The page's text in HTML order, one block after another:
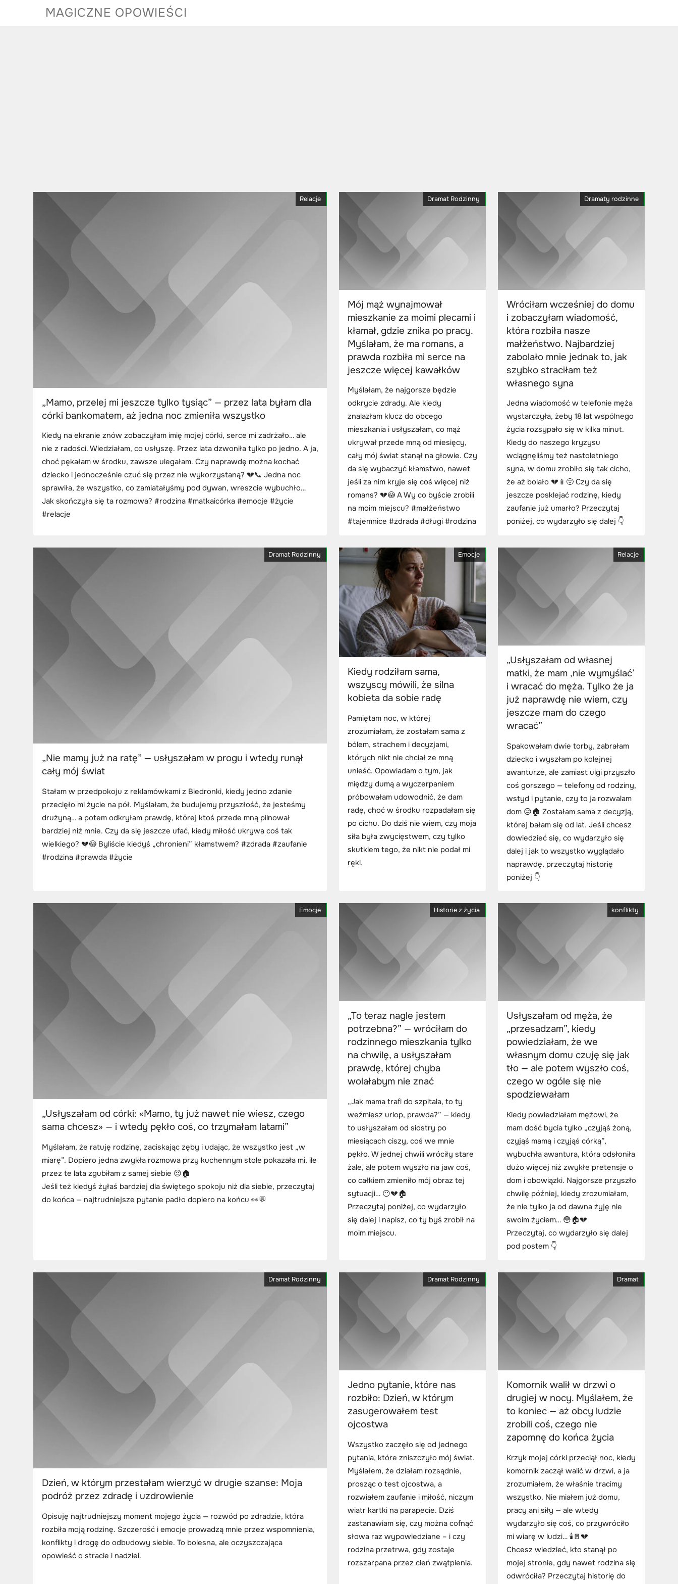
MAGICZNE OPOWIEŚCI
Relacje
„Mamo, przelej mi jeszcze tylko tysiąc” — przez lata byłam dla
córki bankomatem, aż jedna noc zmieniła wszystko
Kiedy na ekranie znów zobaczyłam imię mojej córki, serce mi zadrżało… ale
nie z radości. Wiedziałam, co usłyszę. Przez lata dzwoniła tylko po jedno. A ja,
choć pękałam w środku, zawsze ulegałam. Czy naprawdę można kochać
dziecko i jednocześnie czuć się przez nie wykorzystaną? 💔📞 Jedna noc
sprawiła, że wszystko, co zamiatałyśmy pod dywan, wreszcie wybuchło…
Jak skończyła się ta rozmowa? #rodzina #matkaicórka #emocje #życie
#relacje
Dramat Rodzinny
Mój mąż wynajmował
mieszkanie za moimi plecami i
kłamał, gdzie znika po pracy.
Myślałam, że ma romans, a
prawda rozbiła mi serce na
jeszcze więcej kawałków
Myślałam, że najgorsze będzie
odkrycie zdrady. Ale kiedy
znalazłam klucz do obcego
mieszkania i usłyszałam, co mąż
ukrywał przede mną od miesięcy,
cały mój świat stanął na głowie. Czy
da się wybaczyć kłamstwo, nawet
jeśli za nim kryje się coś więcej niż
romans? 💔😳 A Wy co byście zrobili
na moim miejscu? #małżeństwo
#tajemnice #zdrada #długi #rodzina
Dramaty rodzinne
Wróciłam wcześniej do domu
i zobaczyłam wiadomość,
która rozbiła nasze
małżeństwo. Najbardziej
zabolało mnie jednak to, jak
szybko straciłam też
własnego syna
Jedna wiadomość w telefonie męża
wystarczyła, żeby 18 lat wspólnego
życia rozsypało się w kilka minut.
Kiedy do naszego kryzysu
wciągnęliśmy też nastoletniego
syna, w domu zrobiło się tak cicho,
że aż bolało 💔📱😔 Czy da się
jeszcze posklejać rodzinę, kiedy
zaufanie już umarło? Przeczytaj
poniżej, co wydarzyło się dalej 👇
Dramat Rodzinny
„Nie mamy już na ratę” — usłyszałam w progu i wtedy runął
cały mój świat
Stałam w przedpokoju z reklamówkami z Biedronki, kiedy jedno zdanie
przecięło mi życie na pół. Myślałam, że budujemy przyszłość, że jesteśmy
drużyną… a potem odkryłam prawdę, której ktoś przede mną pilnował
bardziej niż mnie. Czy da się jeszcze ufać, kiedy miłość ukrywa coś tak
wielkiego? 💔😳 Byliście kiedyś „chronieni” kłamstwem? #zdrada #zaufanie
#rodzina #prawda #życie
Emocje
Kiedy rodziłam sama,
wszyscy mówili, że silna
kobieta da sobie radę
Pamiętam noc, w której
zrozumiałam, że zostałam sama z
bólem, strachem i decyzjami,
których nikt nie chciał ze mną
unieść. Opowiadam o tym, jak
między dumą a wyczerpaniem
próbowałam udowodnić, że dam
radę, choć w środku rozpadałam się
po cichu. Do dziś nie wiem, czy moja
siła była zwycięstwem, czy tylko
skutkiem tego, że nikt nie podał mi
ręki.
Relacje
„Usłyszałam od własnej
matki, że mam ‚nie wymyślać’
i wracać do męża. Tylko że ja
już naprawdę nie wiem, czy
jeszcze mam do czego
wracać”
Spakowałam dwie torby, zabrałam
dziecko i wyszłam po kolejnej
awanturze, ale zamiast ulgi przyszło
coś gorszego — telefony od rodziny,
wstyd i pytanie, czy to ja rozwalam
dom 😔🏠 Zostałam sama z decyzją,
której bałam się od lat. Jeśli chcesz
dowiedzieć się, co wydarzyło się
dalej i jak to wszystko wyglądało
naprawdę, przeczytaj historię
poniżej 👇
Emocje
„Usłyszałam od córki: «Mamo, ty już nawet nie wiesz, czego
sama chcesz» — i wtedy pękło coś, co trzymałam latami”
Myślałam, że ratuję rodzinę, zaciskając zęby i udając, że wszystko jest „w
miarę”. Dopiero jedna zwykła rozmowa przy kuchennym stole pokazała mi, ile
przez te lata zgubiłam z samej siebie 😔🏠
Jeśli też kiedyś żyłaś bardziej dla świętego spokoju niż dla siebie, przeczytaj
do końca — najtrudniejsze pytanie padło dopiero na końcu 👀💬
Historie z życia
„To teraz nagle jestem
potrzebna?” — wróciłam do
rodzinnego mieszkania tylko
na chwilę, a usłyszałam
prawdę, której chyba
wolałabym nie znać
„Jak mama trafi do szpitala, to ty
weźmiesz urlop, prawda?” — kiedy
to usłyszałam od siostry po
miesiącach ciszy, coś we mnie
pękło. W jednej chwili wróciły stare
żale, ale potem wyszło na jaw coś,
co całkiem zmieniło mój obraz tej
sytuacji… 😶💔🏠
Przeczytaj poniżej, co wydarzyło
się dalej i napisz, co ty byś zrobił na
moim miejscu.
konflikty
Usłyszałam od męża, że
„przesadzam”, kiedy
powiedziałam, że we
własnym domu czuję się jak
tło — ale potem wyszło coś,
czego w ogóle się nie
spodziewałam
Kiedy powiedziałam mężowi, że
mam dość bycia tylko „czyjąś żoną,
czyjąś mamą i czyjąś córką”,
wybuchła awantura, która odsłoniła
dużo więcej niż zwykłe pretensje o
dom i obowiązki. Najgorsze przyszło
chwilę później, kiedy zrozumiałam,
że nie tylko ja od dawna żyję nie
swoim życiem… 😳🏠💔
Przeczytaj, co wydarzyło się dalej
pod postem 👇
Dramat Rodzinny
Dzień, w którym przestałam wierzyć w drugie szanse: Moja
podróż przez zdradę i uzdrowienie
Opisuję najtrudniejszy moment mojego życia — rozwód po zdradzie, która
rozbiła moją rodzinę. Szczerość i emocje prowadzą mnie przez wspomnienia,
konflikty i drogę do odbudowy siebie. To bolesna, ale oczyszczająca
opowieść o stracie i nadziei.
Dramat Rodzinny
Jedno pytanie, które nas
rozbiło: Dzień, w którym
zasugerowałem test
ojcostwa
Wszystko zaczęło się od jednego
pytania, które zniszczyło mój świat.
Myślałem, że działam rozsądnie,
prosząc o test ojcostwa, a
rozwiałem zaufanie i miłość, niczym
wiatr kartki na parapecie. Dziś
zastanawiam się, czy można cofnąć
słowa raz wypowiedziane – i czy
rodzina przetrwa, gdy zostaje
rozszarpana przez cień zwątpienia.
Dramat
Komornik walił w drzwi o
drugiej w nocy. Myślałem, że
to koniec — aż obcy ludzie
zrobili coś, czego nie
zapomnę do końca życia
Krzyk mojej córki przeciął noc, kiedy
komornik zaczął walić w drzwi, a ja
zrozumiałem, że właśnie tracimy
wszystko. Nie miałem już domu,
pracy ani siły — ale wtedy
wydarzyło się coś, co przywróciło
mi wiarę w ludzi… 🕯️🚪💔
Chcesz wiedzieć, kto stanął po
mojej stronie, gdy nawet rodzina się
odwróciła? Przeczytaj historię do